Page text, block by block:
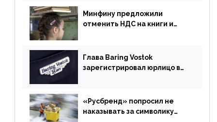
Минфину предложили
отменить НДС на книги и
Глава Baring Vostok
зарегистрировал юрлицо в
«Русбренд» попросил не
наказывать за символику